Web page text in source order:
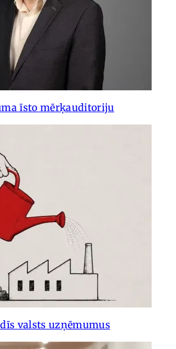
īsto mērķauditoriju
valsts uzņēmumus